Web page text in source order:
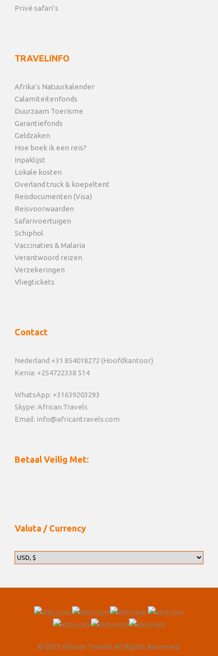
uitzicht op de rivier en uitstekende rotspartijen. Rond
Deze safari is ook beschikbaar in 3, 5 of 6 dagen in
lodge.
Kaart
Privé safari’s
TRAVELINFO
Afrika’s Natuurkalender
Calamiteitenfonds
Duurzaam Toerisme
Garantiefonds
Geldzaken
Hoe boek ik een reis?
Inpaklijst
Lokale kosten
Overland truck & koepeltent
Reisdocumenten (Visa)
Reisvoorwaarden
Safarivoertuigen
Schiphol
Vaccinaties & Malaria
Verantwoord reizen
Verzekeringen
Vliegtickets
Contact
Nederland +31 854018272 (Hoofdkantoor)
Kenia: +254722338 514
WhatsApp: +31639203293
Skype: African.Travels
Email: info@africantravels.com
Betaal Veilig Met:
Valuta / Currency
© 2023 African Travels All Rights Reserved.